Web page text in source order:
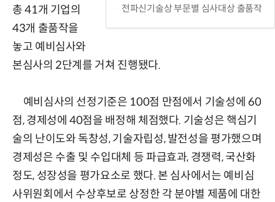
전파신기술상 부문별 심사대상 출품작
총 41개 기업의
43개 출품작을
놓고 예비심사와
본심사의 2단계를 거쳐 진행됐다.
예비심사의 선정기준은 100점 만점에서 기술성에 60
점, 경제성에 40점을 배정해 체점했다. 기술성은 핵심기
술의 난이도와 독창성, 기술자립성, 발전성을 평가했으며
경제성은 수출 및 수입대체 등 파급효과, 경쟁력, 국산화
정도, 성장성을 평가요소로 했다. 본 심사에서는 예비심
사위원회에서 수상후보로 상정한 각 분야별 제품에 대한